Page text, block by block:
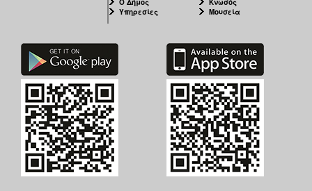
Υπηρεσίες
Μουσεία